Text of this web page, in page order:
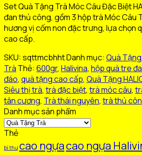
Trà
Móc
Câu
Đặc
HALITEA
Hộp
Tre
Đan
600gr
số
lượng
Set Quà Tặng Trà Móc Câu Đặc Biệt
đan thủ công, gồm 3 hộp trà Móc Câu
hương vị cốm non đặc trưng, lựa chọn
cao cấp.
SKU:sqttmcbhhtDanh mục: Quà Tặng
Trà Thẻ: 600gr, Halivina, hộp quà tre
đáo, quà tặng cao cấp, Quà Tặng
Siêu thị trà,trà đặc biệt,trà móc câu,
tân cương, Trà thái nguyên,trà thủ
Danh mục sản phẩm
Thẻ
bí thư cao ngựacao ngựa